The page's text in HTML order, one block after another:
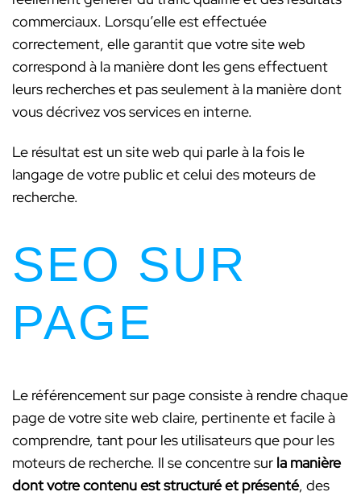
commerciaux. Lorsqu’elle est effectuée
correctement, elle garantit que votre site web
correspond à la manière dont les gens effectuent
leurs recherches et pas seulement à la manière dont
vous décrivez vos services en interne.
Le résultat est un site web qui parle à la fois le
langage de votre public et celui des moteurs de
recherche.
SEO SUR
PAGE
Le référencement sur page consiste à rendre chaque
page de votre site web claire, pertinente et facile à
comprendre, tant pour les utilisateurs que pour les
moteurs de recherche. Il se concentre sur la manière
dont votre contenu est structuré et présenté, des